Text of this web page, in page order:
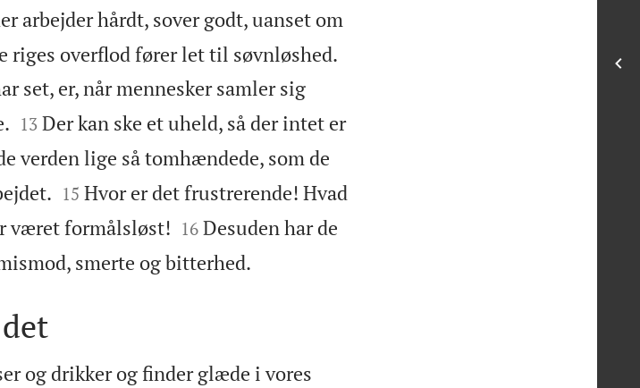
arbejder hårdt, sover godt, uanset om
riges overflod fører let til søvnløshed.
set, er, når mennesker samler sig

13 Der kan ske et uheld, så der intet er
verden lige så tomhændede, som de

15 Hvor er det frustrerende! Hvad
været formålsløst!
16 Desuden har de
smerte og bitterhed.
og drikker og finder glæde i vores